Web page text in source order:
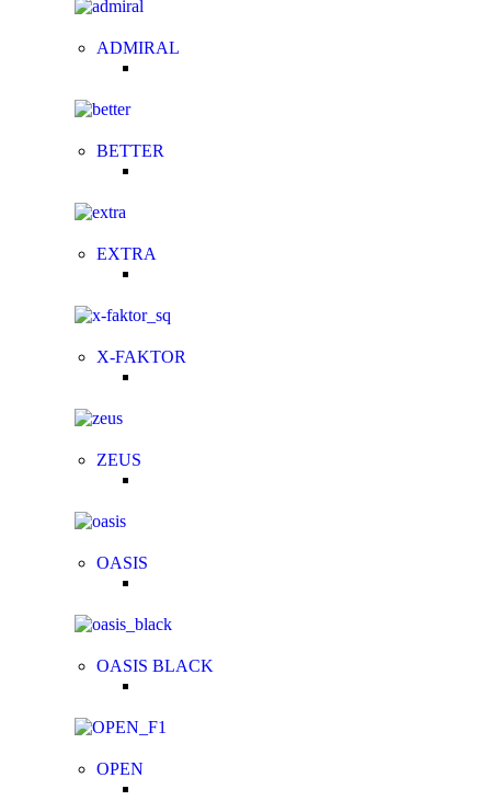
ADMIRAL
BETTER
EXTRA
X-FAKTOR
ZEUS
OASIS
OASIS BLACK
OPEN